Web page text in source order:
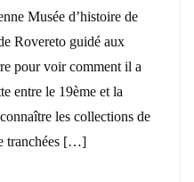
Musée d’histoire de
Rovereto guidé aux
pour voir comment il a
entre le 19ème et la
les collections de
tranchées […]